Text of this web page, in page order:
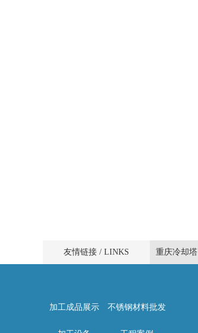
友情链接 / LINKS 重庆冷却塔
加工成品展示 不锈钢材料批发